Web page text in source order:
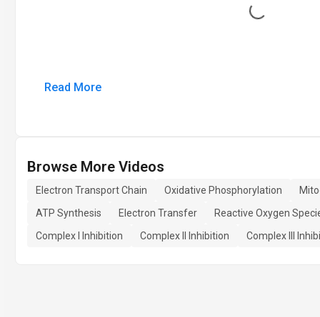
Loading...
Read More
Browse More Videos
Electron Transport Chain Oxidative Phosphorylation
ATP Synthesis
Electron Transfer
Reactive Oxygen
Complex I Inhibition
Complex II Inhibition Complex III